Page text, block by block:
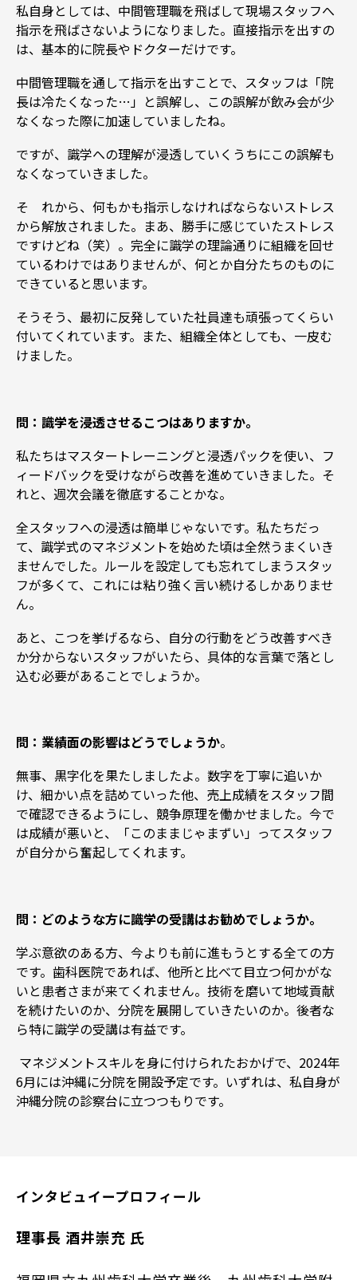
私自身としては、中間管理職を飛ばして現場スタッフへ
指示を飛ばさないようになりました。直接指示を出すの
は、基本的に院長やドクターだけです。
中間管理職を通して指示を出すことで、スタッフは「院
長は冷たくなった…」と誤解し、この誤解が飲み会が少
なくなった際に加速していましたね。
ですが、識学への理解が浸透していくうちにこの誤解も
なくなっていきました。
そ れから、何もかも指示しなければならないストレス
から解放されました。まあ、勝手に感じていたストレス
ですけどね（笑）。完全に識学の理論通りに組織を回せ
ているわけではありませんが、何とか自分たちのものに
できていると思います。
そうそう、最初に反発していた社員達も頑張ってくらい
付いてくれています。また、組織全体としても、一皮む
けました。
問：識学を浸透させるこつはありますか。
私たちはマスタートレーニングと浸透パックを使い、フ
ィードバックを受けながら改善を進めていきました。そ
れと、週次会議を徹底することかな。
全スタッフへの浸透は簡単じゃないです。私たちだっ
て、識学式のマネジメントを始めた頃は全然うまくいき
ませんでした。ルールを設定しても忘れてしまうスタッ
フが多くて、これには粘り強く言い続けるしかありませ
ん。
あと、こつを挙げるなら、自分の行動をどう改善すべき
か分からないスタッフがいたら、具体的な言葉で落とし
込む必要があることでしょうか。
問：業績面の影響はどうでしょうか。
無事、黒字化を果たしましたよ。数字を丁寧に追いか
け、細かい点を詰めていった他、売上成績をスタッフ間
で確認できるようにし、競争原理を働かせました。今で
は成績が悪いと、「このままじゃまずい」ってスタッフ
が自分から奮起してくれます。
問：どのような方に識学の受講はお勧めでしょうか。
学ぶ意欲のある方、今よりも前に進もうとする全ての方
です。歯科医院であれば、他所と比べて目立つ何かがな
いと患者さまが来てくれません。技術を磨いて地域貢献
を続けたいのか、分院を展開していきたいのか。後者な
ら特に識学の受講は有益です。
マネジメントスキルを身に付けられたおかげで、2024年
6月には沖縄に分院を開設予定です。いずれは、私自身が
沖縄分院の診察台に立つつもりです。
インタビュイープロフィール
理事長 酒井崇充 氏